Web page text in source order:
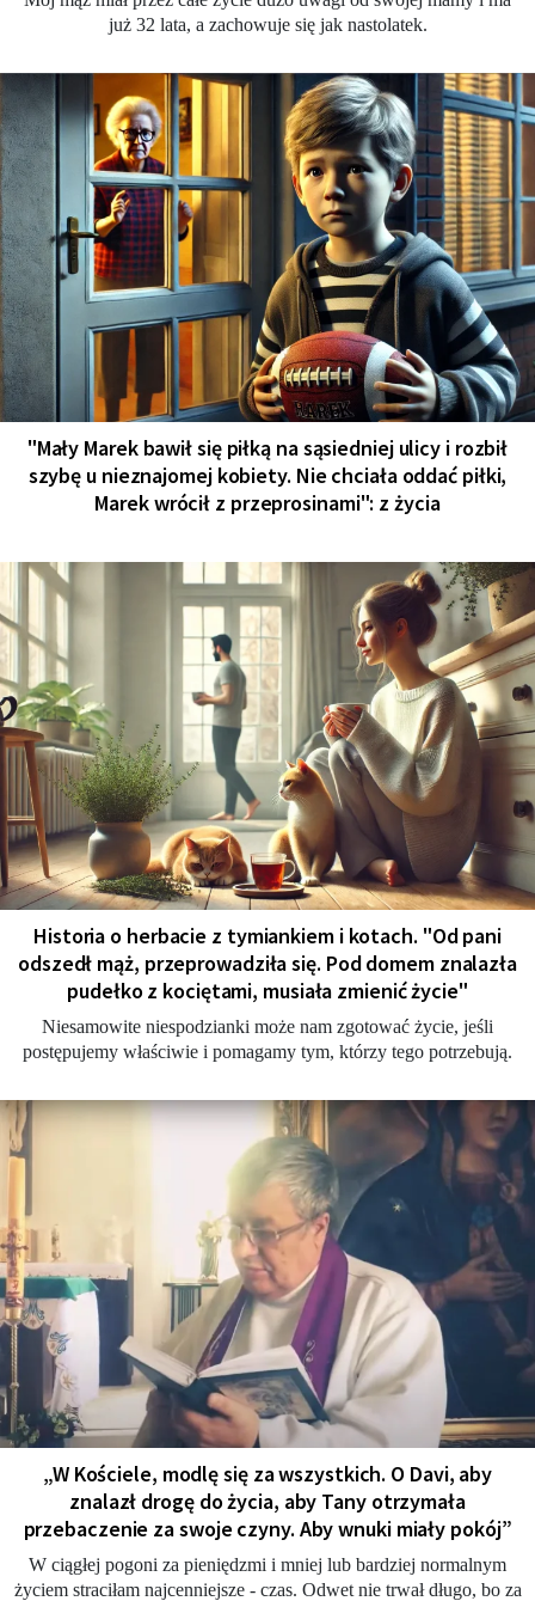
już 32 lata, a zachowuje się jak nastolatek.
"Mały Marek bawił się piłką na sąsiedniej ulicy i rozbił
szybę u nieznajomej kobiety. Nie chciała oddać piłki,
Marek wrócił z przeprosinami": z życia
Historia o herbacie z tymiankiem i kotach. "Od pani
odszedł mąż, przeprowadziła się. Pod domem znalazła
pudełko z kociętami, musiała zmienić życie"
Niesamowite niespodzianki może nam zgotować życie, jeśli
postępujemy właściwie i pomagamy tym, którzy tego potrzebują.
„W Kościele, modlę się za wszystkich. O Davi, aby
znalazł drogę do życia, aby Tany otrzymała
przebaczenie za swoje czyny. Aby wnuki miały pokój”
W ciągłej pogoni za pieniędzmi i mniej lub bardziej normalnym
życiem straciłam najcenniejsze - czas. Odwet nie trwał długo, bo za